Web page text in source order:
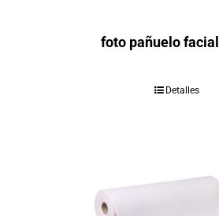
foto pañuelo facial
Detalles